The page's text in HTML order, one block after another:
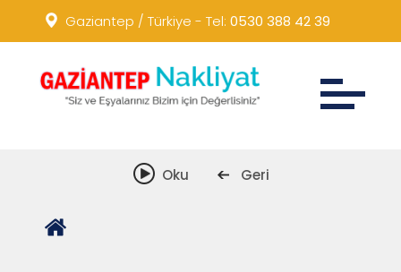
Gaziantep / Türkiye - Tel: 0530 388 42 39
Oku Geri